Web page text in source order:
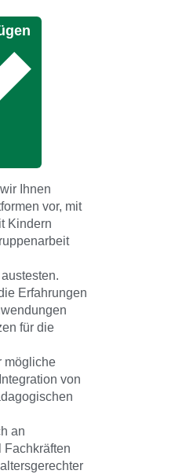
Ihnen
vor, mit
Kindern
Erfahrungen
für die
mögliche
von
an
Fachkräften